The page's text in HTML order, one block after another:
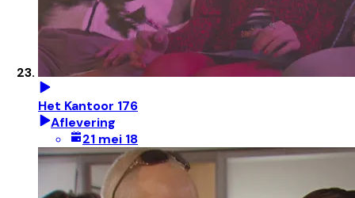
Het Kantoor 176
Aflevering
21 mei 18